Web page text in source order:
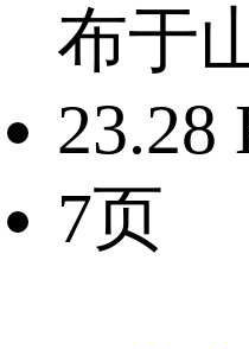
布于
23.28
7页